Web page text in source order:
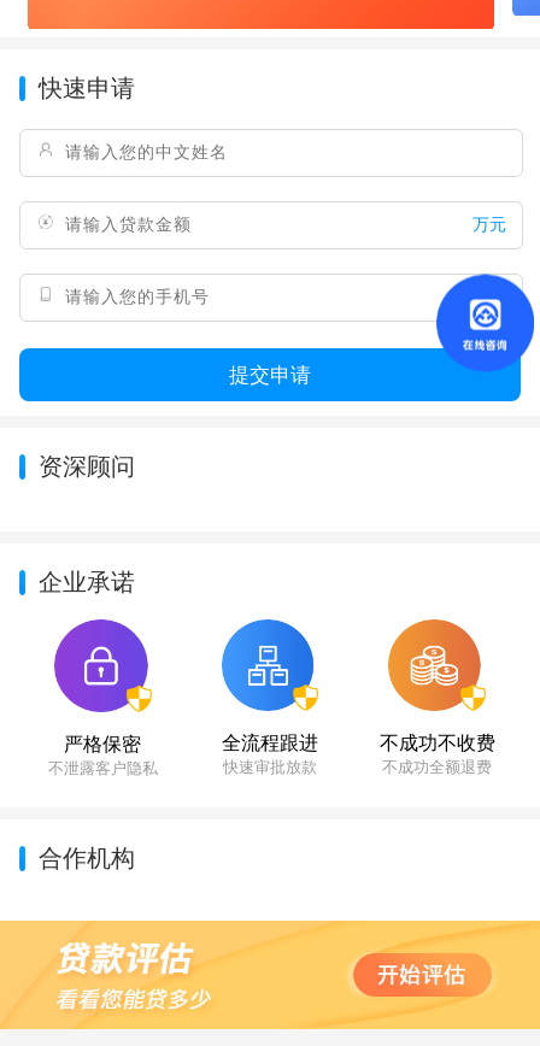
快速申请
万元
提交申请
资深顾问
企业承诺
严格保密
不泄露客户隐私
全流程跟进
快速审批放款
不成功不收费
不成功全额退费
合作机构